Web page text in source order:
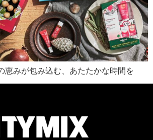
恵みが包み込む、あたたかな時間を